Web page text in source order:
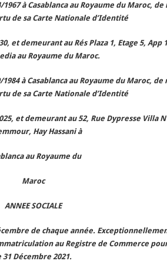
1967 à Casablanca au Royaume du Maroc,
de sa Carte Nationale d’Identité
et demeurant au Rés Plaza 1, Etage 5, App
au Royaume du Maroc.
à Casablanca au Royaume du Maroc,
de sa Carte Nationale d’Identité
et demeurant au 52, Rue Dypresse Villa
Hay Hassani à
au Royaume du
Maroc
ANNEE SOCIALE
de chaque année.
au Registre de Commerce
31 Décembre 2021.